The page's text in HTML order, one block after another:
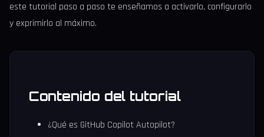
este tutorial paso a paso te enseñamos a activarlo, configurarlo
y exprimirlo al máximo.
Contenido del tutorial
¿Qué es GitHub Copilot Autopilot?